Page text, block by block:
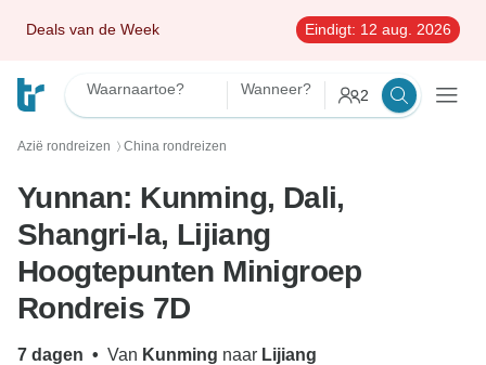
Deals van de Week Eindigt: 12 aug. 2026
Waarnaartoe? Wanneer? 2
Azië rondreizen 〉 China rondreizen
Yunnan: Kunming, Dali,
Shangri-la, Lijiang
Hoogtepunten Minigroep
Rondreis 7D
7 dagen • Van Kunming naar Lijiang